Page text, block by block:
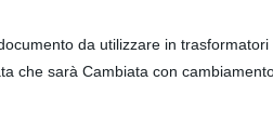
da utilizzare in
che sarà Cambiata con